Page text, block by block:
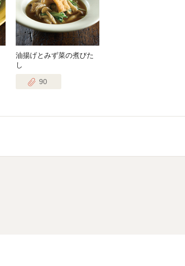
油揚げとみず菜の煮びた
し
90